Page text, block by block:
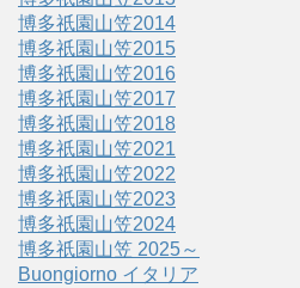
博多祇園山笠2014
博多祇園山笠2015
博多祇園山笠2016
博多祇園山笠2017
博多祇園山笠2018
博多祇園山笠2021
博多祇園山笠2022
博多祇園山笠2023
博多祇園山笠2024
博多祇園山笠 2025～
Buongiorno イタリア